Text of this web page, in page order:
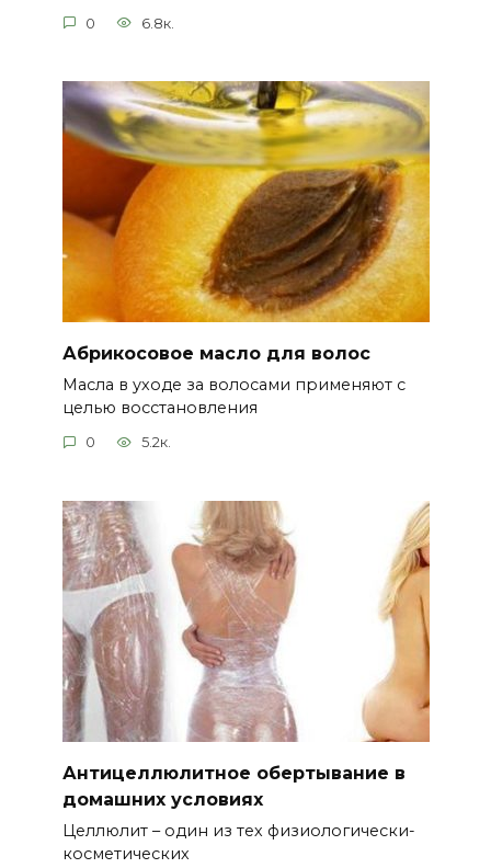
0 6.8к.
Абрикосовое масло для волос
Масла в уходе за волосами применяют с
целью восстановления
0 5.2к.
Антицеллюлитное обертывание в
домашних условиях
Целлюлит – один из тех физиологически-
косметических